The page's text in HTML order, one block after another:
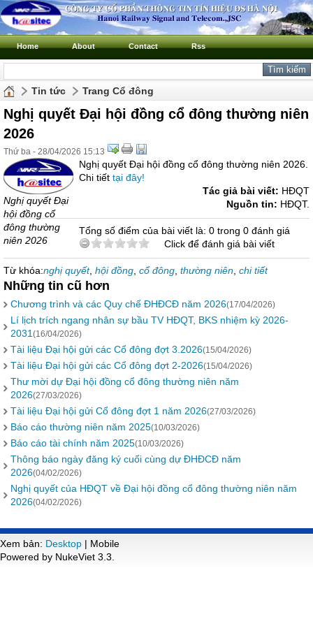
Home About Contact Rss
Tin tức Trang Cổ đông
Nghị quyết Đại hội đồng cổ đông thường niên
2026
Thứ ba - 28/04/2026 15:13
Nghị quyết Đại
hội đồng cổ
đông thường
niên 2026
Nghị quyết Đại hội đồng cổ đông thường niên 2026.
Chi tiết tại đây!
Tác giả bài viết: HĐQT
Nguồn tin: HĐQT.
Tổng số điểm của bài viết là: 0 trong 0 đánh giá
Click để đánh giá bài viết
Từ khóa:nghị quyết, hội đồng cổ đông thường niên chi tiết
Những tin cũ hơn
Chương trình và các Quy chế ĐHĐCĐ năm 2026(17/04/2026)
Lí lịch trích ngang nhân sự bầu TV HĐQT, BKS nhiệm kỳ 2026-
2031 (16/04/2026)
Tài liệu Đại hội gửi các Cổ đông đợt 3.2026(15/04/2026)
Tài liệu Đại hội gửi các Cổ đông đợt 2-2026(15/04/2026)
Thư mời dự Đại hội đồng cổ đông thường niên năm
2026(27/03/2026)
Tài liệu Đại hội gửi Cổ đông đợt 1 năm 2026(27/03/2026)
Báo cáo thường niên năm 2025(10/03/2026)
Báo cáo tài chính năm 2025(10/03/2026)
Thông báo ngày đăng ký cuối cùng dự ĐHĐCĐ năm
2026(04/02/2026)
Nghị quyết của HĐQT về Đại hội đồng cổ đông thường niên năm
2026(04/02/2026)
Xem bản: Desktop | Mobile
Powered by NukeViet 3.3.